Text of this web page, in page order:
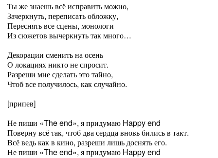
Ты же знаешь всё исправить можно,
Зачеркнуть, переписать обложку,
Переснять все сцены, монологи
Из сюжетов вычеркнуть так много…
Декорации сменить на осень
О локациях никто не спросит.
Разреши мне сделать это тайно,
Чтоб все получилось, как случайно.
[припев]
Не пиши «The end», я придумаю Happy end
Поверну всё так, чтоб два сердца вновь бились в такт.
Всё ведь как в кино, разреши лишь доснять его.
Не пиши «The end», я придумаю Happy end